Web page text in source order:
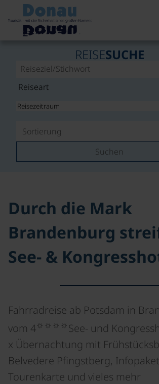
REISESUCHE
Suchen
Durch die Mark
Brandenburg
See- &
Fahrradreise ab Potsdam in
vom 4 ☼☼☼☼See- und
x Übernachtung mit
Belvedere Pfingstberg,
Tourenkarte und vieles mehr